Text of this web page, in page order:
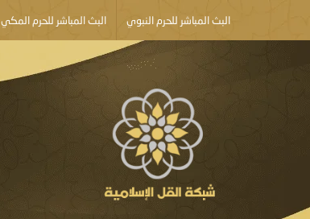
البث المباشر للحرم النبوي البث المباشر للحرم المكي